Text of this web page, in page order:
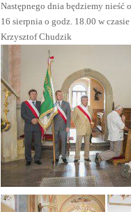
Następnego dnia będziemy nieść
16 sierpnia o godz. 18.00 w
Krzysztof Chudzik